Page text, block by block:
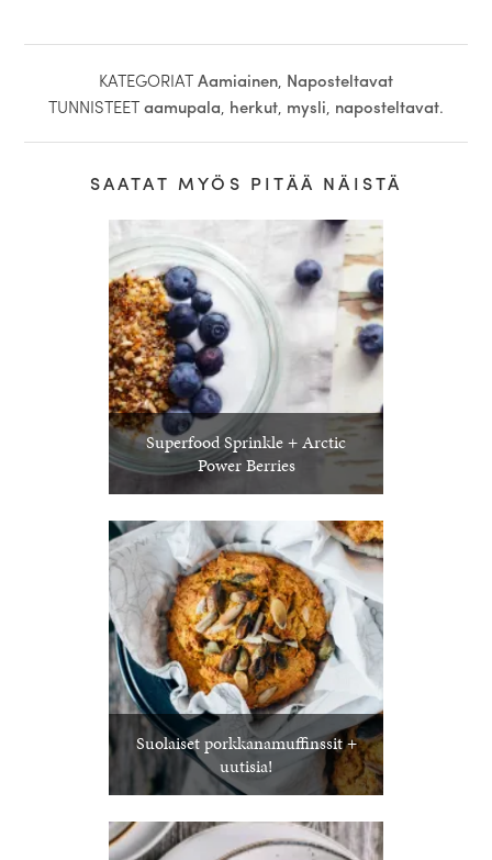
KATEGORIATAamiainen, Naposteltavat
TUNNISTEETaamupala, herkut, mysli, naposteltavat.
SAATAT MYÖS PITÄÄ NÄISTÄ
Superfood Sprinkle + Arctic
Power Berries
Suolaiset porkkanamuffinssit +
uutisia!